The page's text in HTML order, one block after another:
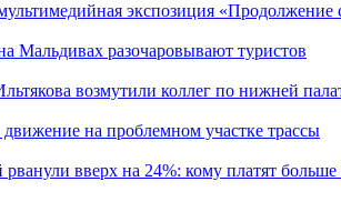
экспозиция «Продолжение
Мальдивах разочаровывают туристов
возмутили коллег по нижней
на проблемном участке трассы
рванули вверх на 24%: кому платят